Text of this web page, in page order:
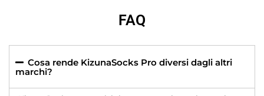
FAQ
Cosa rende KizunaSocks Pro diversi dagli altri
marchi?